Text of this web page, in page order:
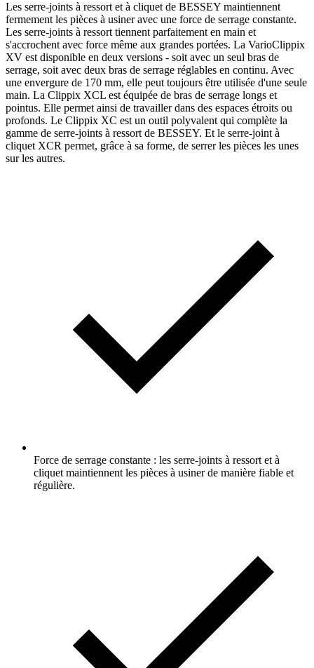
Les serre-joints à ressort et à cliquet de BESSEY maintiennent
fermement les pièces à usiner avec une force de serrage constante.
Les serre-joints à ressort tiennent parfaitement en main et
s'accrochent avec force même aux grandes portées. La VarioClippix
XV est disponible en deux versions - soit avec un seul bras de
serrage, soit avec deux bras de serrage réglables en continu. Avec
une envergure de 170 mm, elle peut toujours être utilisée d'une seule
main. La Clippix XCL est équipée de bras de serrage longs et
pointus. Elle permet ainsi de travailler dans des espaces étroits ou
profonds. Le Clippix XC est un outil polyvalent qui complète la
gamme de serre-joints à ressort de BESSEY. Et le serre-joint à
cliquet XCR permet, grâce à sa forme, de serrer les pièces les unes
sur les autres.
Force de serrage constante : les serre-joints à ressort et à
cliquet maintiennent les pièces à usiner de manière fiable et
régulière.